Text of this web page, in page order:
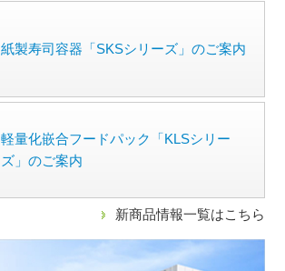
紙製寿司容器「SKSシリーズ」のご案内
軽量化嵌合フードパック「KLSシリー
ズ」のご案内
新商品情報一覧はこちら